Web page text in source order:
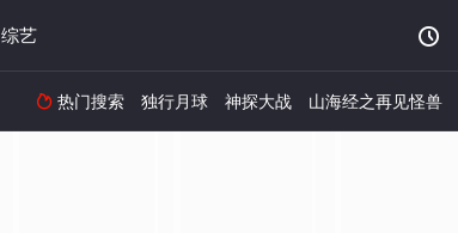
综艺 
 热门搜索 独行月球 神探大战 山海经之再见怪兽